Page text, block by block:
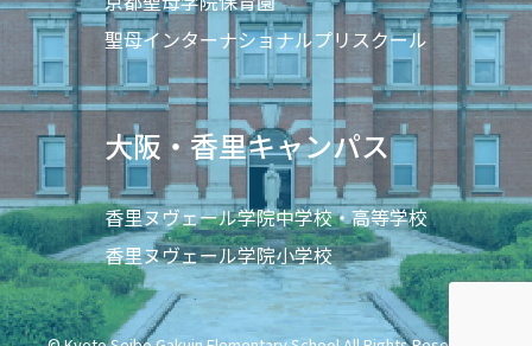
聖母インターナショナルプリスクール
大阪・香里キャンパス
香里ヌヴェール学院中学校・高等学校
香里ヌヴェール学院小学校